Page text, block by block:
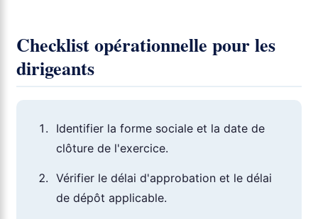
Checklist opérationnelle pour les
dirigeants
Identifier la forme sociale et la date de
clôture de l'exercice.
Vérifier le délai d'approbation et le délai
de dépôt applicable.